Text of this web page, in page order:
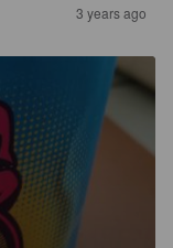
3 years ago